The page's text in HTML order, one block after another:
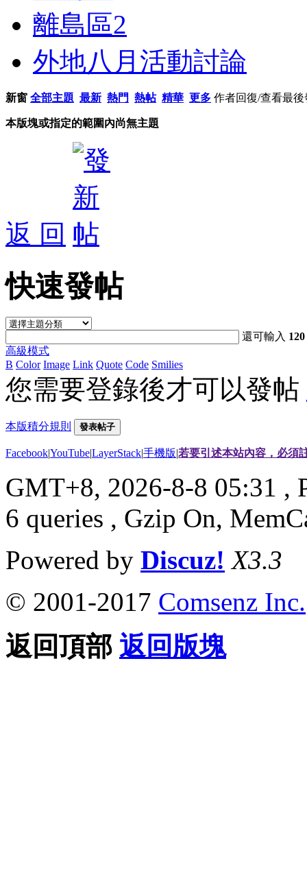
離島區2
外地八月活動討論
新窗 全部主題 最新 熱門 熱帖 精華 更多 作者回復/查看最後
本版塊或指定的範圍內尚無主題
返 回
快速發帖
還可輸入 120
高級模式
B Color Image Link Quote Code Smilies
您需要登錄後才可以發帖
本版積分規則 發表帖子
Facebook|YouTube|LayerStack|手機版|若要引述本站內容，必須
GMT+8, 2026-8-8 05:31 ,
6 queries , Gzip On,
Powered by Discuz! X3.3
© 2001-2017 Comsenz Inc.
返回頂部 返回版塊